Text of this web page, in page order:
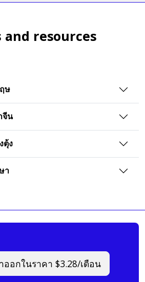
and resources
ษ
จีน
ตุ้ง
า
อกในราคา $3.28/เดือน